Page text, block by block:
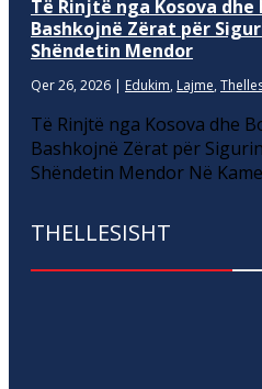
Të Rinjtë nga Kosova
Bashkojnë Zërat për
Shëndetin Mendor
Qer 26, 2026 | Edukim, Lajme,
Të Rinjtë nga Kosova dhe
Bashkojnë Zërat për
Shëndetin Mendor Në
THELLESISHT